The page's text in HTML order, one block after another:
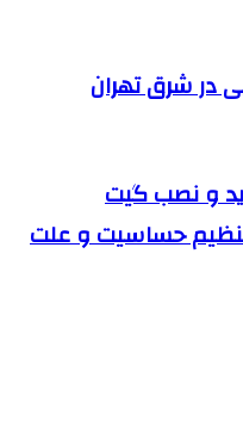
در شرق تهران
و نصب گیت
حساسیت و علت